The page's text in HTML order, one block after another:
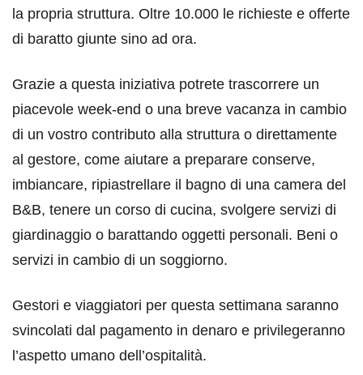
la propria struttura. Oltre 10.000 le richieste e offerte
di baratto giunte sino ad ora.
Grazie a questa iniziativa potrete trascorrere un
piacevole week-end o una breve vacanza in cambio
di un vostro contributo alla struttura o direttamente
al gestore, come aiutare a preparare conserve,
imbiancare, ripiastrellare il bagno di una camera del
B&B, tenere un corso di cucina, svolgere servizi di
giardinaggio o barattando oggetti personali. Beni o
servizi in cambio di un soggiorno.
Gestori e viaggiatori per questa settimana saranno
svincolati dal pagamento in denaro e privilegeranno
l’aspetto umano dell’ospitalità.